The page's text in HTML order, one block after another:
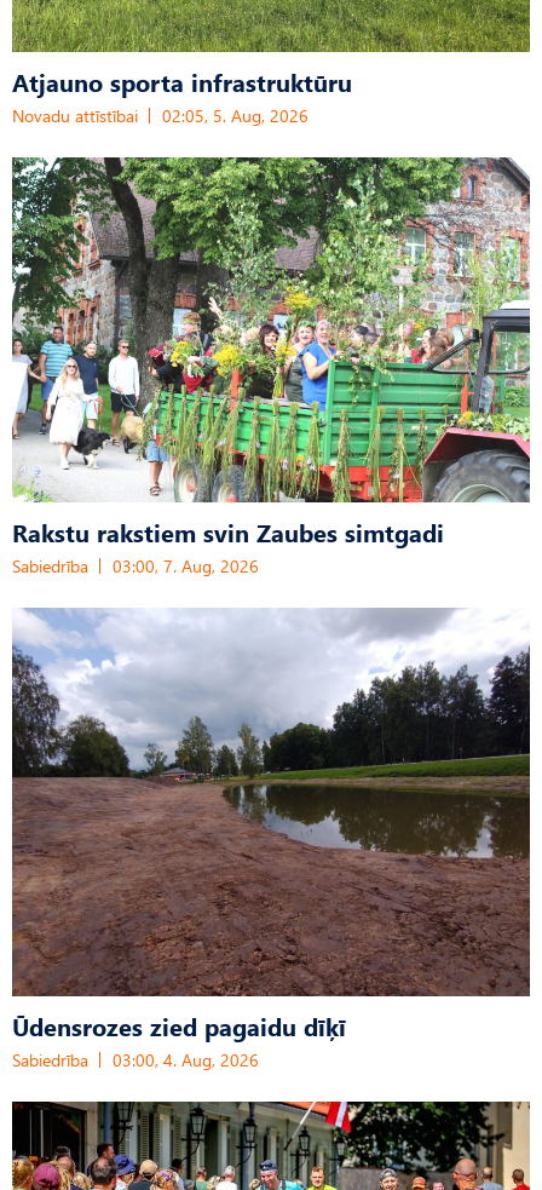
Atjauno sporta infrastruktūru
Novadu attīstībai 02:05, 5. Aug, 2026
Rakstu rakstiem svin Zaubes simtgadi
Sabiedrība 03:00, 7. Aug, 2026
Ūdensrozes zied pagaidu dīķī
Sabiedrība 03:00, 4. Aug, 2026